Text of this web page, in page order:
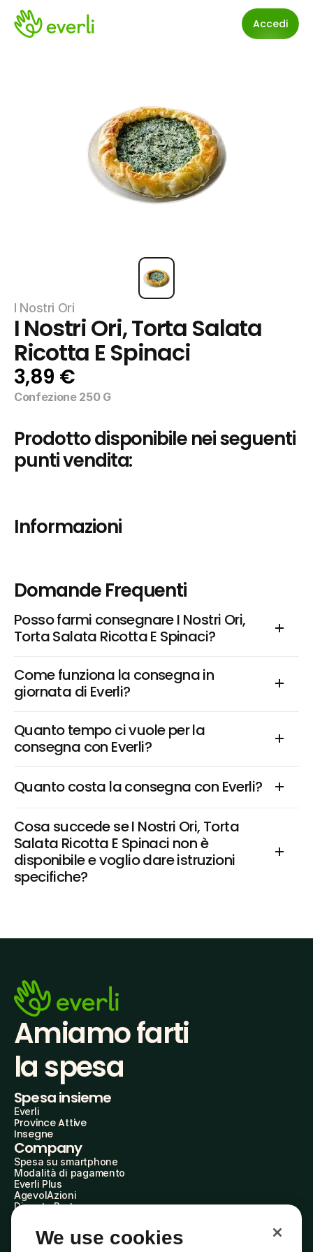
Accedi
I Nostri Ori
I Nostri Ori, Torta Salata
Ricotta E Spinaci
3,89 €
Confezione 250 G
Prodotto disponibile nei seguenti
punti vendita:
Informazioni
Domande Frequenti
Posso farmi consegnare I Nostri Ori,
Torta Salata Ricotta E Spinaci?
Come funziona la consegna in
giornata di Everli?
Quanto tempo ci vuole per la
consegna con Everli?
Quanto costa la consegna con Everli?
Cosa succede se I Nostri Ori, Torta
Salata Ricotta E Spinaci non è
disponibile e voglio dare istruzioni
specifiche?
Amiamo farti
la spesa
Spesa insieme
Everli
Province Attive
Insegne
Company
Spesa su smartphone
Modalità di pagamento
Everli Plus
AgevolAzioni
Diventa Partner
Everli Shoppers
About Us
We use cookies